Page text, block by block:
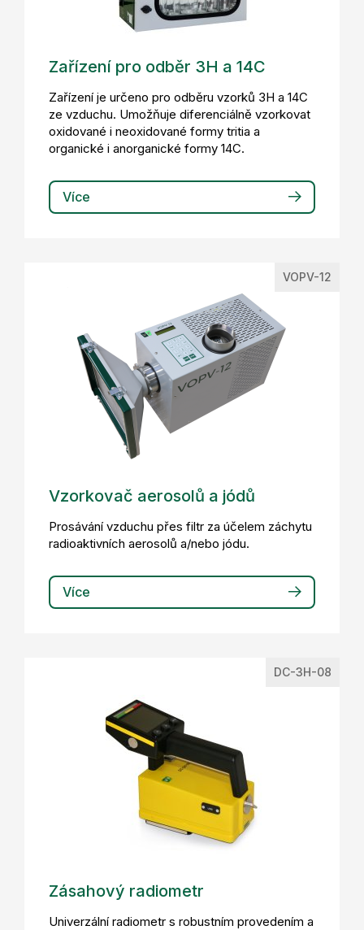
Zařízení pro odběr 3H a 14C
Zařízení je určeno pro odběru vzorků 3H a 14C
ze vzduchu. Umožňuje diferenciálně vzorkovat
oxidované i neoxidované formy tritia a
organické i anorganické formy 14C.
Více
VOPV-12
Vzorkovač aerosolů a jódů
Prosávání vzduchu přes filtr za účelem záchytu
radioaktivních aerosolů a/nebo jódu.
Více
DC-3H-08
Zásahový radiometr
Univerzální radiometr s robustním provedením a